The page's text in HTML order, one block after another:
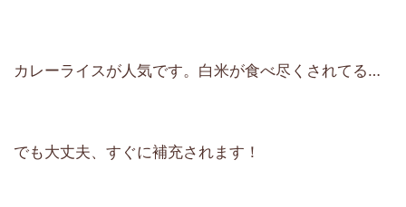
カレーライスが人気です。白米が食べ尽くされてる…
でも大丈夫、すぐに補充されます！